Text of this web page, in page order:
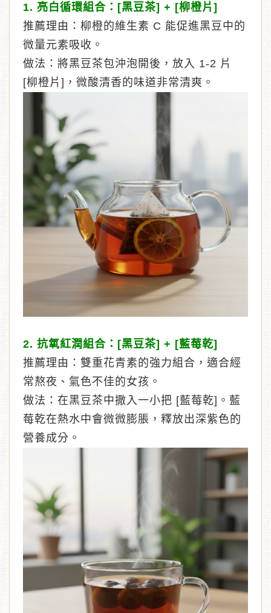
1. 亮白循環組合：[黑豆茶] + [柳橙片]
推薦理由：柳橙的維生素 C 能促進黑豆中的
微量元素吸收。
做法：將黑豆茶包沖泡開後，放入 1-2 片
[柳橙片]，微酸清香的味道非常清爽。
2. 抗氧紅潤組合：[黑豆茶] + [藍莓乾]
推薦理由：雙重花青素的強力組合，適合經
常熬夜、氣色不佳的女孩。
做法：在黑豆茶中撒入一小把 [藍莓乾]。藍
莓乾在熱水中會微微膨脹，釋放出深紫色的
營養成分。